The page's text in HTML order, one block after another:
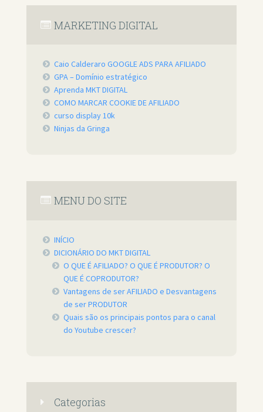
MARKETING DIGITAL
Caio Calderaro GOOGLE ADS PARA AFILIADO
GPA – Domínio estratégico
Aprenda MKT DIGITAL
COMO MARCAR COOKIE DE AFILIADO
curso display 10k
Ninjas da Gringa
MENU DO SITE
INÍCIO
DICIONÁRIO DO MKT DIGITAL
O QUE É AFILIADO? O QUE É PRODUTOR? O
QUE É COPRODUTOR?
Vantagens de ser AFILIADO e Desvantagens
de ser PRODUTOR
Quais são os principais pontos para o canal
do Youtube crescer?
Categorias